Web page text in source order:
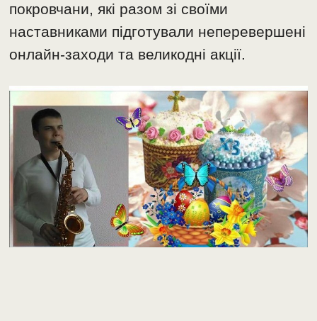
покровчани, які разом зі своїми
наставниками підготували неперевершені
онлайн-заходи та великодні акції.